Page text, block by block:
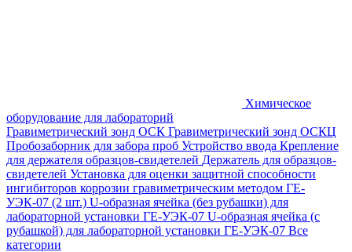
Химическое
оборудование для лабораторий
Гравиметрический зонд ОСК Гравиметрический зонд ОСКЦ
Пробозаборник для забора проб Устройство ввода Крепление
для держателя образцов-свидетелей Держатель для образцов-
свидетелей Установка для оценки защитной способности
ингибиторов коррозии гравиметрическим методом ГЕ-
УЭК-07 (2 шт.) U-образная ячейка (без рубашки) для
лабораторной установки ГЕ-УЭК-07 U-образная ячейка (с
рубашкой) для лабораторной установки ГЕ-УЭК-07 Все
категории